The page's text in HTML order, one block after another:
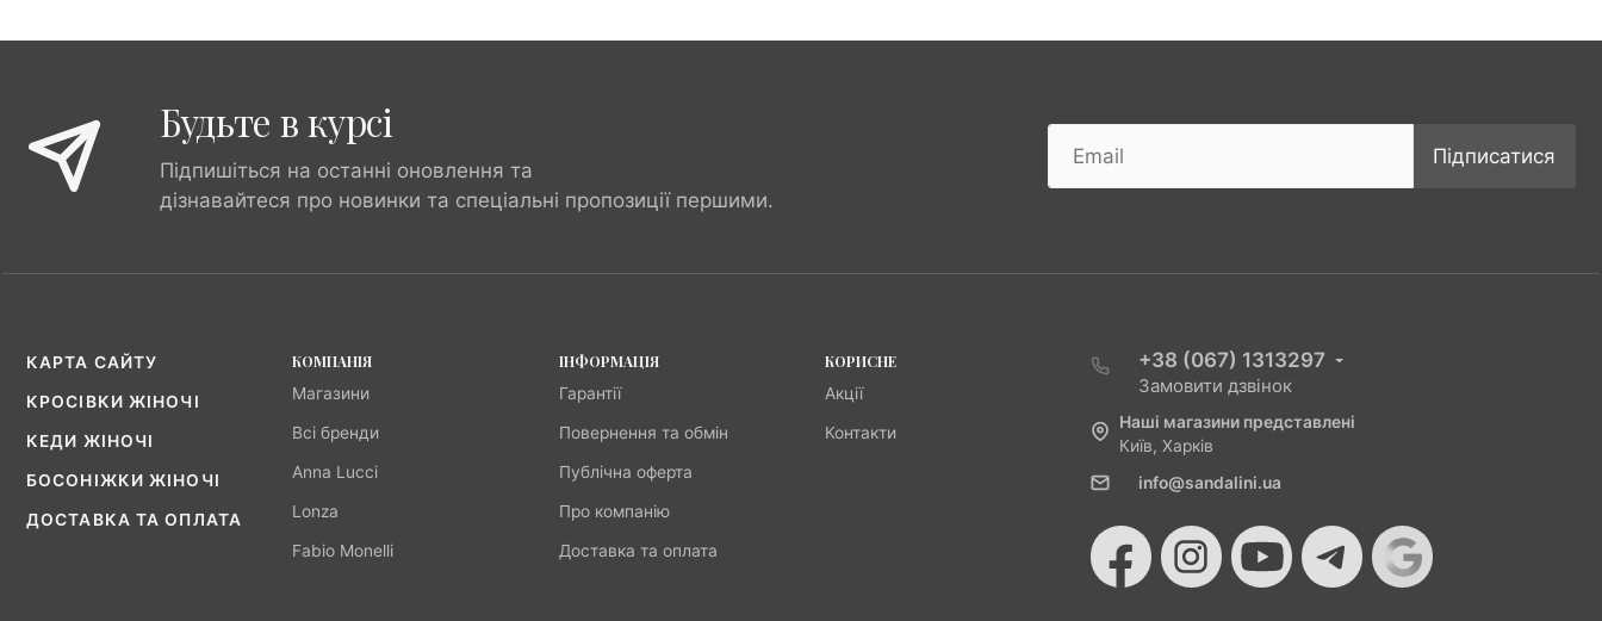
Будьте в курсі
Підпишіться на останні оновлення та
дізнавайтеся про новинки та спеціальні пропозиції першими.
Підписатися
КАРТА САЙТУ
КРОСІВКИ ЖІНОЧІ
КЕДИ ЖІНОЧІ
БОСОНІЖКИ ЖІНОЧІ
ДОСТАВКА ТА ОПЛАТА
КОМПАНІЯ
Магазини
Всі бренди
Anna Lucci
Lonza
Fabio Monelli
ІНФОРМАЦІЯ
Гарантії
Повернення та обмін
Публічна оферта
Про компанію
Доставка та оплата
КОРИСНЕ
Акції
Контакти
+38 (067) 1313297
Замовити дзвінок
Наші магазини представлені
Київ, Харків
info@sandalini.ua